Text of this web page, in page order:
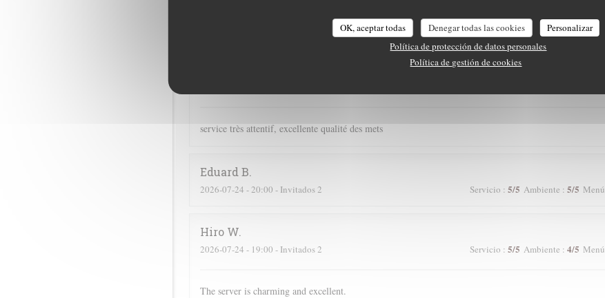
OK, aceptar todas Denegar todas las cookies
Personalizar
Política de protección de datos personales
Política de gestión de cookies
Servicio:5/5 Ambiente:5/5 Menú
service très attentif, excellente qualité des mets
Eduard B
2026-07-24 - 20:00 - Invitados 2 Servicio : 5/5 Ambiente : 5/5 Menú
Hiro W
2026-07-24 - 19:00 - Invitados 2 Servicio : 5/5 Ambiente : 4/5 Menú
The server is charming and excellent.